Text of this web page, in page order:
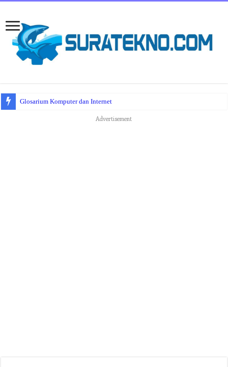
Glosarium Komputer dan Internet
Advertisement